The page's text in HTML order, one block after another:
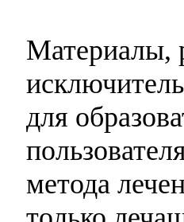
Материалы,
для
метода